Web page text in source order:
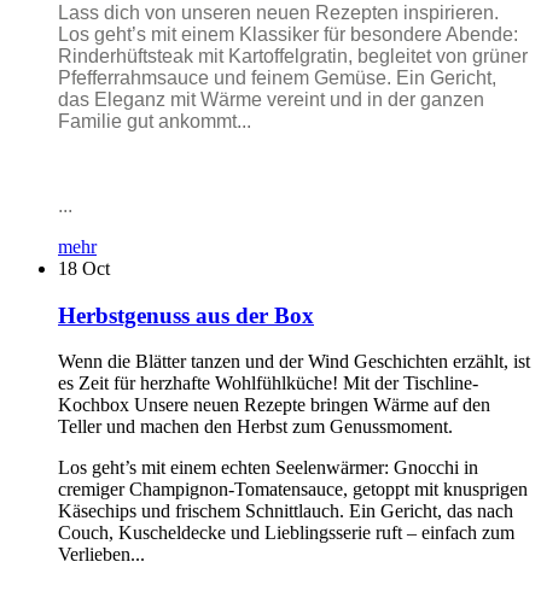
Lass dich von unseren neuen Rezepten inspirieren.
Los geht’s mit einem Klassiker für besondere Abende:
Rinderhüftsteak mit Kartoffelgratin, begleitet von grüner
Pfefferrahmsauce und feinem Gemüse. Ein Gericht,
das Eleganz mit Wärme vereint und in der ganzen
Familie gut ankommt...
...
mehr
18 Oct
Herbstgenuss aus der Box
Wenn die Blätter tanzen und der Wind Geschichten erzählt, ist
es Zeit für herzhafte Wohlfühlküche! Mit der Tischline-
Kochbox Unsere neuen Rezepte bringen Wärme auf den
Teller und machen den Herbst zum Genussmoment.
Los geht’s mit einem echten Seelenwärmer: Gnocchi in
cremiger Champignon-Tomatensauce, getoppt mit knusprigen
Käsechips und frischem Schnittlauch. Ein Gericht, das nach
Couch, Kuscheldecke und Lieblingsserie ruft – einfach zum
Verlieben...